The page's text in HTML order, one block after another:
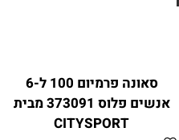
סאונה פרמיום 100 ל-6
אנשים פלוס 373091 מבית
CITYSPORT